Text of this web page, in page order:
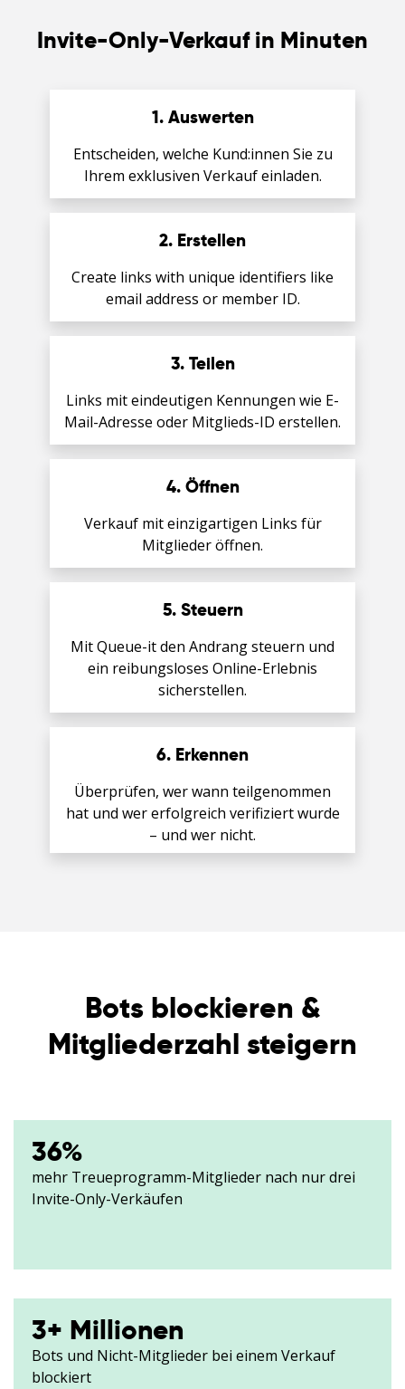
Deutsch
日本語
한국어
Invite-Only-Verkauf in Minuten
1. Auswerten
Entscheiden, welche Kund:innen Sie zu
Ihrem exklusiven Verkauf einladen.
2. Erstellen
Create links with unique identifiers like
email address or member ID.
3. Teilen
Links mit eindeutigen Kennungen wie E-
Mail-Adresse oder Mitglieds-ID erstellen.
4. Öffnen
Verkauf mit einzigartigen Links für
Mitglieder öffnen.
5. Steuern
Mit Queue-it den Andrang steuern und
ein reibungsloses Online-Erlebnis
sicherstellen.
6. Erkennen
Überprüfen, wer wann teilgenommen
hat und wer erfolgreich verifiziert wurde
– und wer nicht.
Bots blockieren &
Mitgliederzahl steigern
36%
mehr Treueprogramm-Mitglieder nach nur drei
Invite-Only-Verkäufen
3+ Millionen
Bots und Nicht-Mitglieder bei einem Verkauf
blockiert